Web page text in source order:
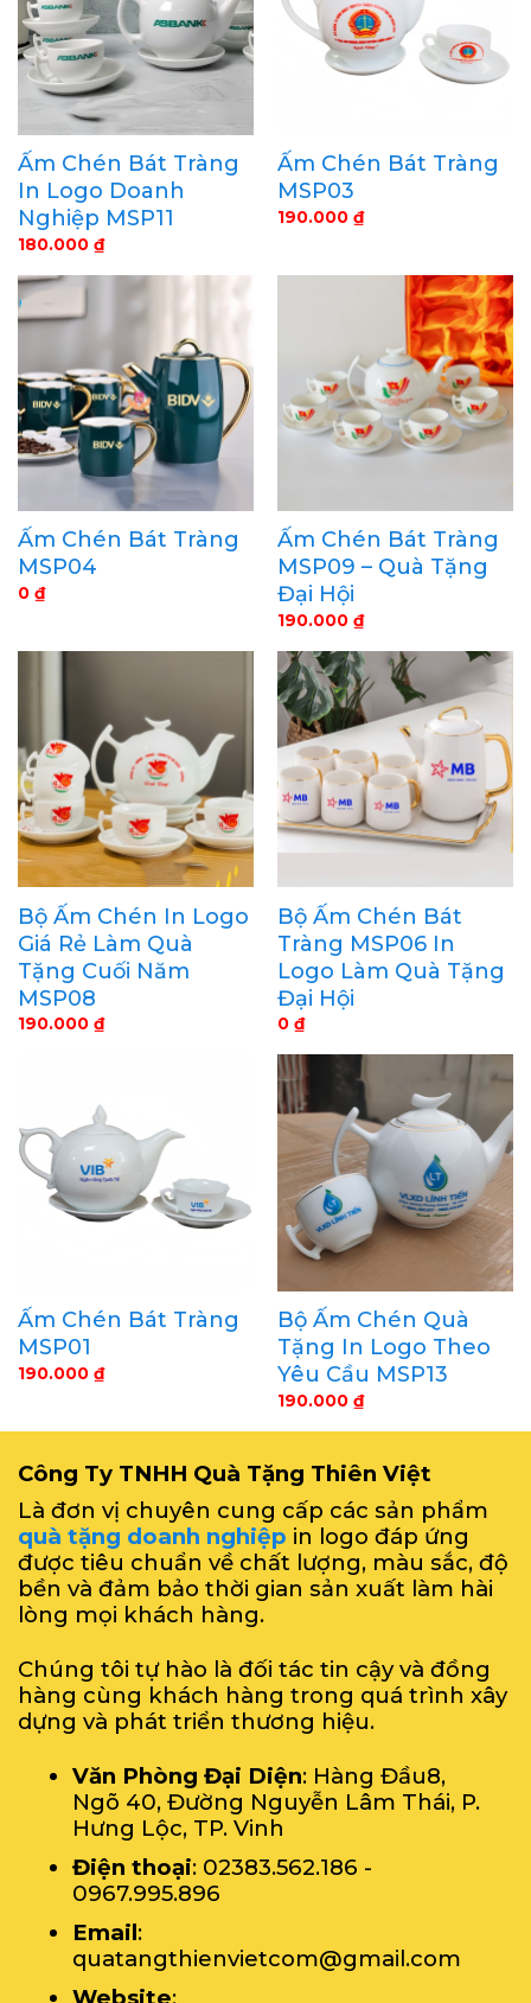
Ấm Chén Bát Tràng
In Logo Doanh
Nghiệp MSP11
180.000 ₫
Ấm Chén Bát Tràng
MSP03
190.000 ₫
Ấm Chén Bát Tràng
MSP04
0 ₫
Ấm Chén Bát Tràng
MSP09 – Quà Tặng
Đại Hội
190.000 ₫
Bộ Ấm Chén In Logo
Giá Rẻ Làm Quà
Tặng Cuối Năm
MSP08
190.000 ₫
Bộ Ấm Chén Bát
Tràng MSP06 In
Logo Làm Quà Tặng
Đại Hội
0 ₫
Ấm Chén Bát Tràng
MSP01
190.000 ₫
Bộ Ấm Chén Quà
Tặng In Logo Theo
Yêu Cầu MSP13
190.000 ₫
Công Ty TNHH Quà Tặng Thiên Việt
Là đơn vị chuyên cung cấp các sản phẩm
quà tặng doanh nghiệp in logo đáp ứng
được tiêu chuẩn về chất lượng, màu sắc, độ
bền và đảm bảo thời gian sản xuất làm hài
lòng mọi khách hàng.
Chúng tôi tự hào là đối tác tin cậy và đồng
hàng cùng khách hàng trong quá trình xây
dựng và phát triển thương hiệu.
Văn Phòng Đại Diện: Hàng Đầu8,
Ngõ 40, Đường Nguyễn Lâm Thái, P.
Hưng Lộc, TP. Vinh
Điện thoại: 02383.562.186 -
0967.995.896
Email:
quatangthienvietcom@gmail.com
Website: